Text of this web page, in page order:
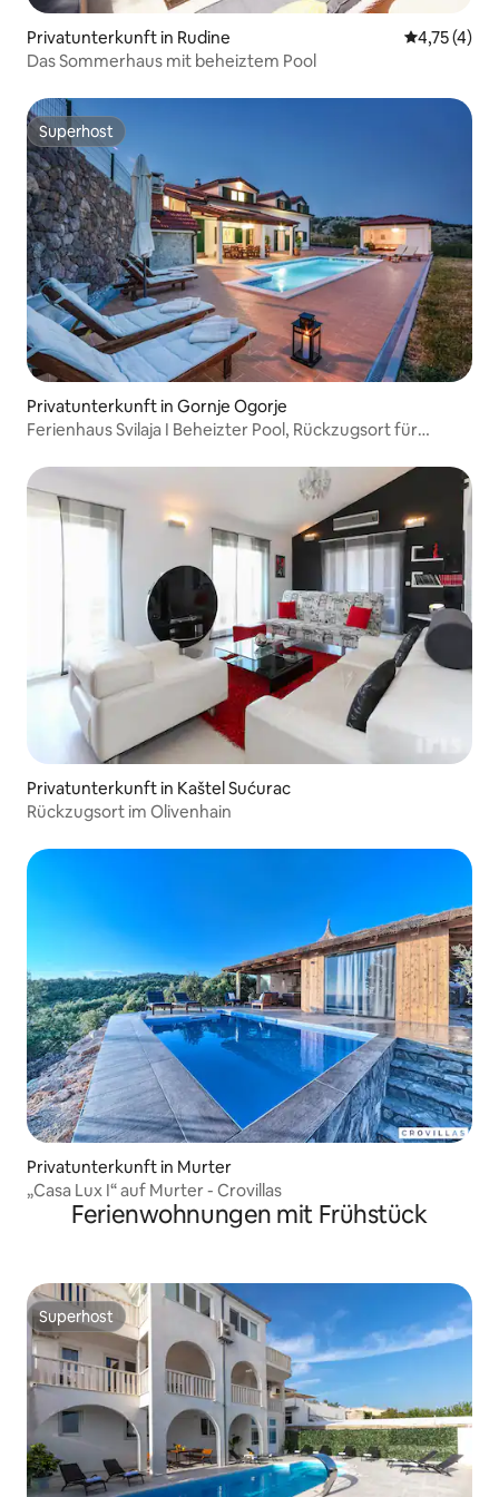
Privatunterkunft in Rudine
4,75 (4)
Das Sommerhaus mit beheiztem Pool
Superhost
Superhost
Privatunterkunft in Gornje Ogorje
Ferienhaus Svilaja I Beheizter Pool, Rückzugsort für
Privatunterkunft in Kaštel Sućurac
Rückzugsort im Olivenhain
Privatunterkunft in Murter
„Casa Lux I“ auf Murter - Crovillas
Ferienwohnungen mit Frühstück
Superhost
Superhost